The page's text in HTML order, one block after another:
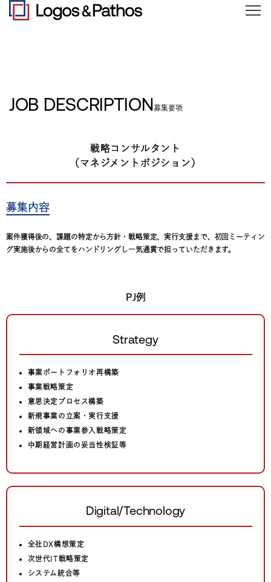
JOB DESCRIPTION募集要項
戦略コンサルタント
（マネジメントポジション）
募集内容
案件獲得後の、課題の特定から方針・戦略策定、実行支援まで、初回ミーティン
グ実施後からの全てをハンドリングし一気通貫で担っていただきます。
PJ例
Strategy
事業ポートフォリオ再構築
事業戦略策定
意思決定プロセス構築
新規事業の立案・実行支援
新領域への事業参入戦略策定
中期経営計画の妥当性検証等
Digital/Technology
全社DX構想策定
次世代IT戦略策定
システム統合等